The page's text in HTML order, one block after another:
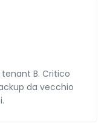
B. Critico
da vecchio